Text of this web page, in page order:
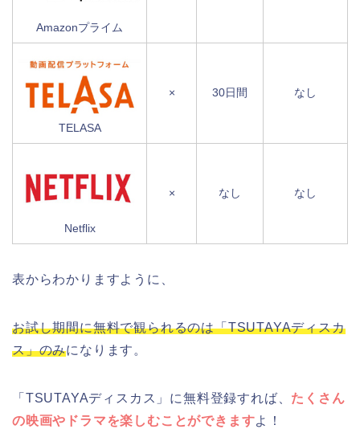
Amazonプライム
TELASA
× 30日間 なし
Netflix
× なし なし
表からわかりますように、
お試し期間に無料で観られるのは「TSUTAYAディスカ
ス」のみになります。
「TSUTAYAディスカス」に無料登録すれば、 たくさん
の映画やドラマを楽しむことができますよ！